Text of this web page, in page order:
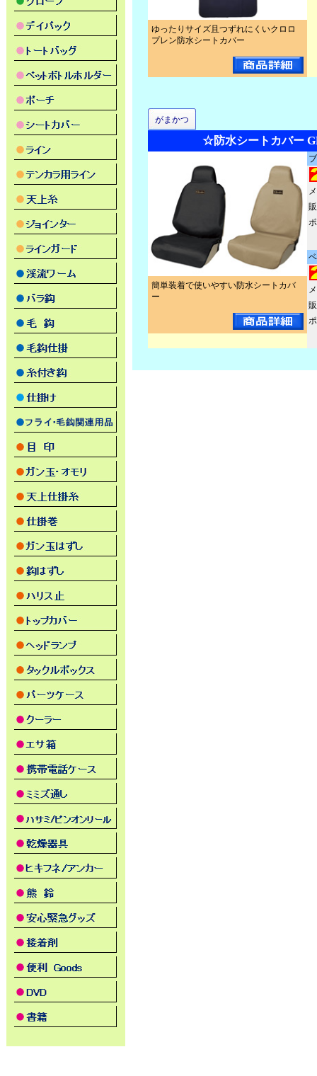
ゆったりサイズ且つずれにくいクロロ
プレン防水シートカバー
がまかつ
☆防水シートカバー
簡単装着で使いやすい防水シートカバ
ー